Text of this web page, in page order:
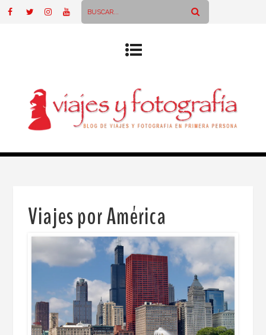
Viajes por América